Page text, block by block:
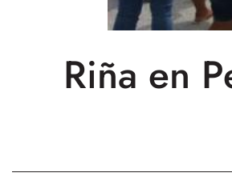
Riña en